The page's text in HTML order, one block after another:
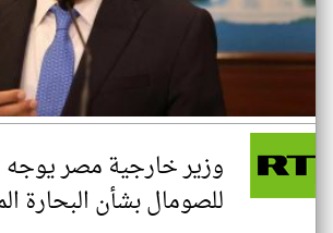
وزير خارجية مصر يوجه
للصومال بشأن البحارة